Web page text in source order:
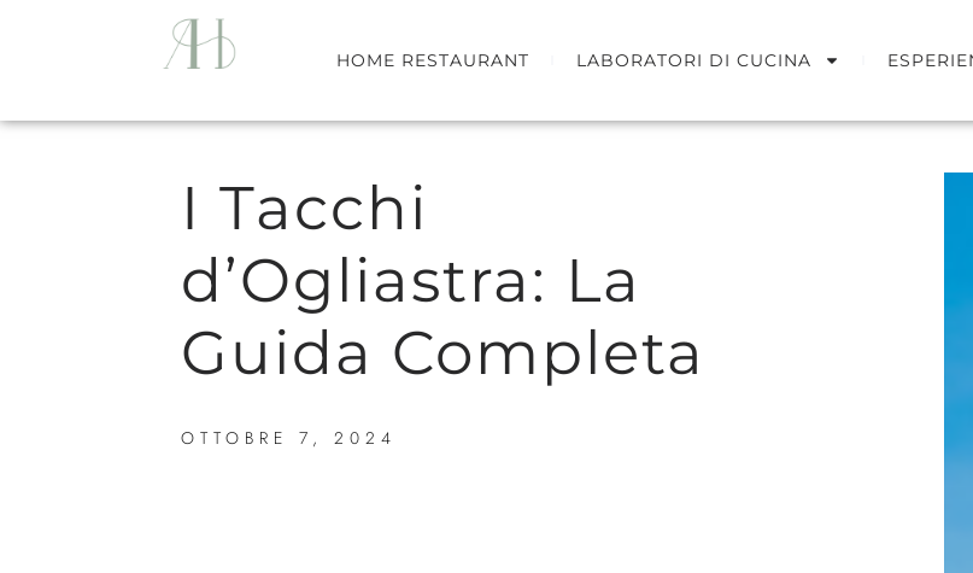
HOME RESTAURANT LABORATORI DI CUCINA
I Tacchi
d’Ogliastra: La
Guida Completa
OTTOBRE 7, 2024